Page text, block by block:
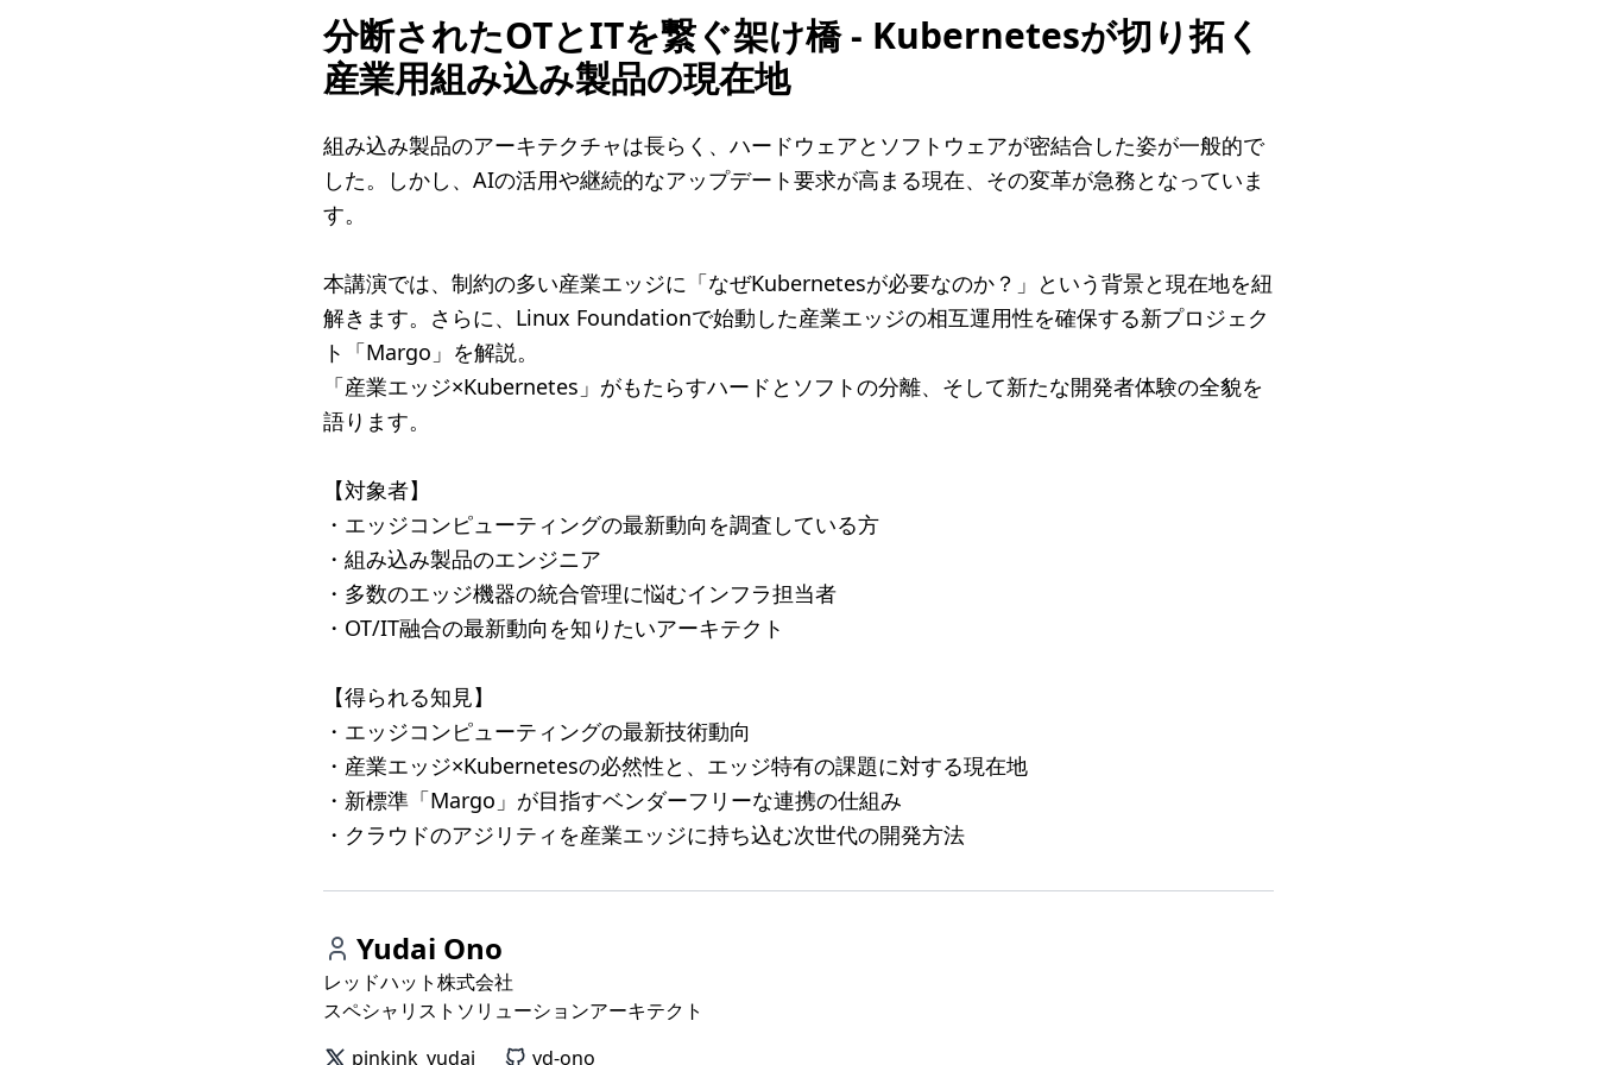
分断されたOTとITを繋ぐ架け橋 - Kubernetesが切り拓く
産業用組み込み製品の現在地
組み込み製品のアーキテクチャは長らく、ハードウェアとソフトウェアが密結合した姿が一般的で
した。しかし、AIの活用や継続的なアップデート要求が高まる現在、その変革が急務となっていま
す。
本講演では、制約の多い産業エッジに「なぜKubernetesが必要なのか？」という背景と現在地を紐
解きます。さらに、Linux Foundationで始動した産業エッジの相互運用性を確保する新プロジェク
ト「Margo」を解説。
「産業エッジ×Kubernetes」がもたらすハードとソフトの分離、そして新たな開発者体験の全貌を
語ります。
【対象者】
・エッジコンピューティングの最新動向を調査している方
・組み込み製品のエンジニア
・多数のエッジ機器の統合管理に悩むインフラ担当者
・OT/IT融合の最新動向を知りたいアーキテクト
【得られる知見】
・エッジコンピューティングの最新技術動向
・産業エッジ×Kubernetesの必然性と、エッジ特有の課題に対する現在地
・新標準「Margo」が目指すベンダーフリーな連携の仕組み
・クラウドのアジリティを産業エッジに持ち込む次世代の開発方法
Yudai Ono
レッドハット株式会社
スペシャリストソリューションアーキテクト
pinkink_yudai
yd-ono